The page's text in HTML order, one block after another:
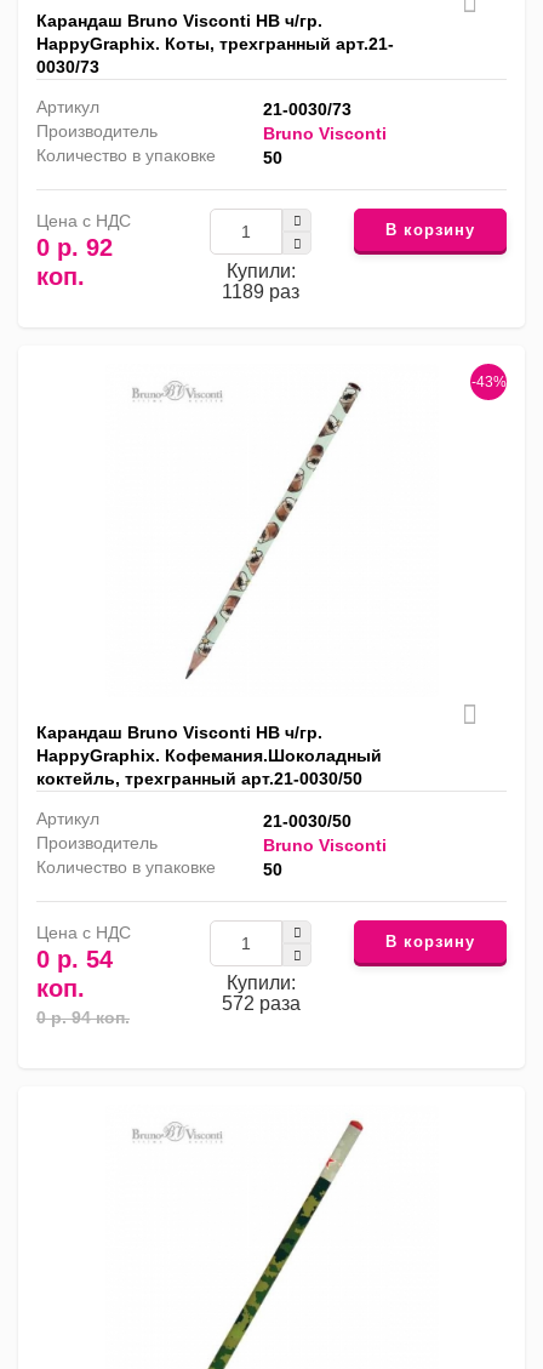
Карандаш Bruno Visconti HB ч/гр.
HappyGraphix. Коты, трехгранный арт.21-
0030/73
Артикул
21-0030/73
Производитель
Bruno Visconti
Количество в упаковке
50
Цена с НДС
0 р. 92
коп.
Купили:
1189 раз
В корзину
-43%
Карандаш Bruno Visconti HB ч/гр.
HappyGraphix. Кофемания.Шоколадный
коктейль, трехгранный арт.21-0030/50
Артикул
21-0030/50
Производитель
Bruno Visconti
Количество в упаковке
50
Цена с НДС
0 р. 54
коп.
0 р. 94 коп.
Купили:
572 раза
В корзину